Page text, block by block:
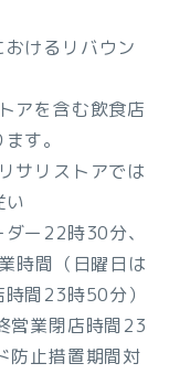
けるリバウン
アを含む飲食店
す。
サリストアでは
い
ー22時30分、
時間（日曜日は
間23時50分）
営業閉店時間23
防止措置期間対